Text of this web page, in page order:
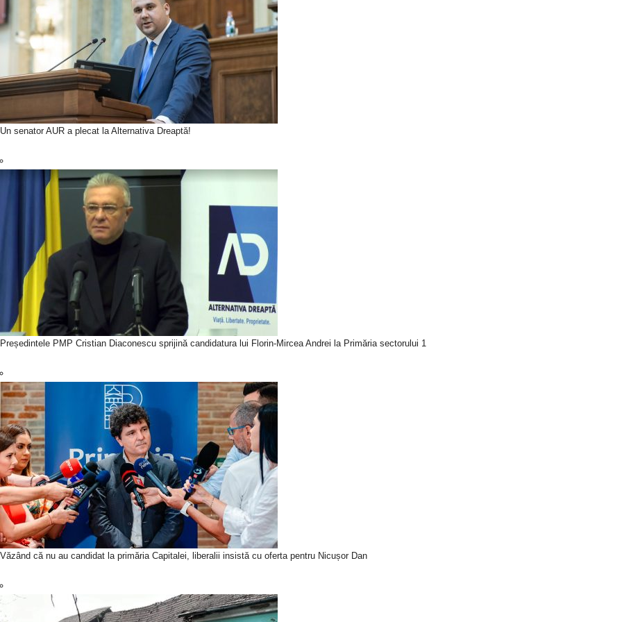
Un senator AUR a plecat la Alternativa Dreaptă!
Președintele PMP Cristian Diaconescu sprijină candidatura lui Florin-Mircea Andrei la Primăria sectorului 1
Văzând că nu au candidat la primăria Capitalei, liberalii insistă cu oferta pentru Nicușor Dan